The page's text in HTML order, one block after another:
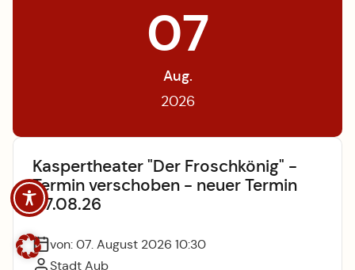
07
Aug.
2026
Kaspertheater "Der Froschkönig" -
Termin verschoben - neuer Termin
07.08.26
von: 07. August 2026 10:30
Stadt Aub